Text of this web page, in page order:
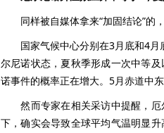
同样被自媒体拿来“加固结论”的，
国家气候中心分别在3月底和4月
尔尼诺状态，夏秋季形成一次中等
诺事件的概率正在增大。5月赤道中
然而专家在相关采访中提醒，厄
下，确实会导致全球平均气温明显